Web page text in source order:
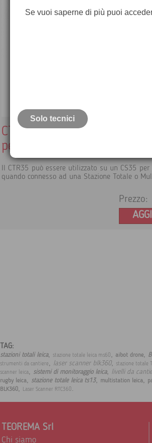
CTR35 Radio RTK Long
per CS35
Il CTR35 può essere utilizzato su un CS35
quando connesso ad una Stazione Totale o
Prezzo:
TAG:
stazioni totali leica, stazione totale leica ms60, aibot drone,
strumenti da cantiere, laser scanner blk360, stazione totale
scanner leica, sistemi di monitoraggio leica, livelli da
rugby leica, stazione totale leica ts13, multistation leica,
BLK360, Laser Scanner RTC360.
TEOREMA Srl
Chi siamo
Se vuoi saperne di più puoi
Solo tecnici